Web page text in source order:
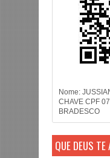
Nome:
CHAVE CPF
BRADESCO
QUE DEUS